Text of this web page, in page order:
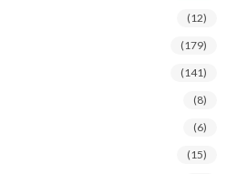
(12)
(179)
(141)
(8)
(6)
(15)